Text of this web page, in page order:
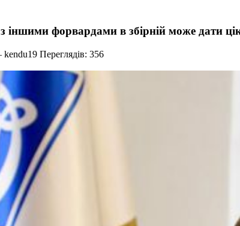
іншими форвардами в збірній може дати
kendu19 Переглядів: 356